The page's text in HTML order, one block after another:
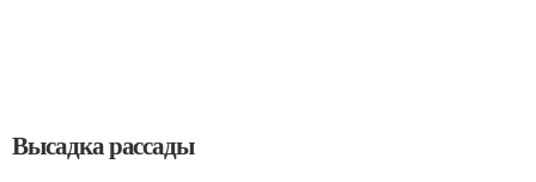
Высадка рассады